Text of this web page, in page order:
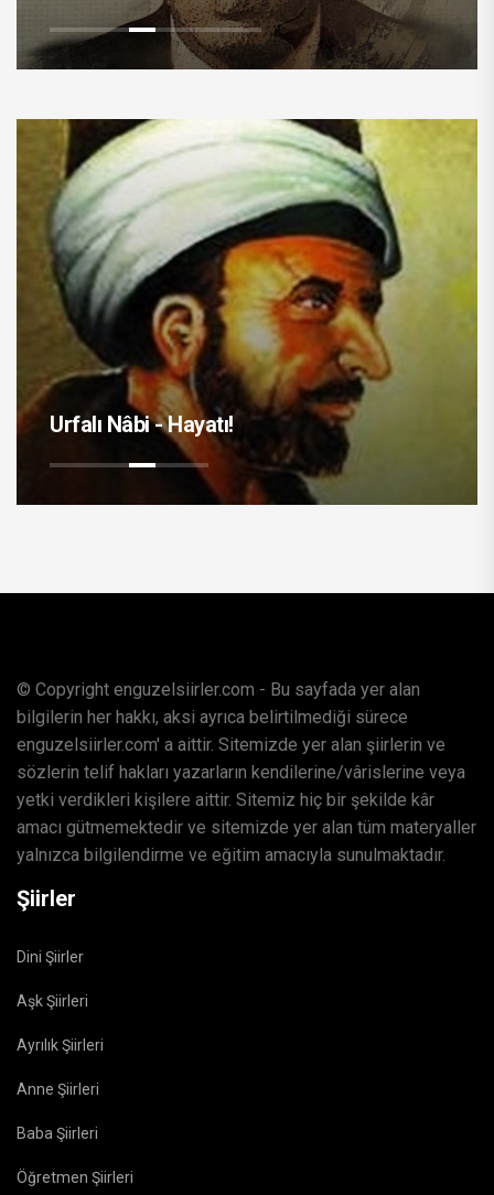
Urfalı Nâbi - Hayatı!
© Copyright enguzelsiirler.com - Bu sayfada yer alan
bilgilerin her hakkı, aksi ayrıca belirtilmediği sürece
enguzelsiirler.com' a aittir. Sitemizde yer alan şiirlerin ve
sözlerin telif hakları yazarların kendilerine/vârislerine veya
yetki verdikleri kişilere aittir. Sitemiz hiç bir şekilde kâr
amacı gütmemektedir ve sitemizde yer alan tüm materyaller
yalnızca bilgilendirme ve eğitim amacıyla sunulmaktadır.
Şiirler
Dini Şiirler
Aşk Şiirleri
Ayrılık Şiirleri
Anne Şiirleri
Baba Şiirleri
Öğretmen Şiirleri